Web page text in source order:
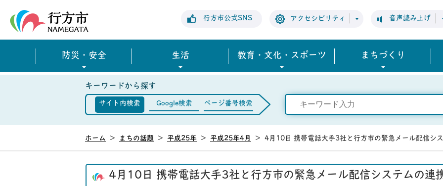
行方市公式SNS アクセシビリティ 音声読み上げ
防災・安全 生活 教育・文化・スポーツ まちづくり
キーワードから探す
サイト内検索 Google検索 ページ番号検索
ホーム > まちの話題 > 平成25年 > 平成25年4月 > 4月10日 携帯電話大手3社と行方市の緊急メール配信シ
4月10日 携帯電話大手3社と行方市の緊急メール配信システムの連